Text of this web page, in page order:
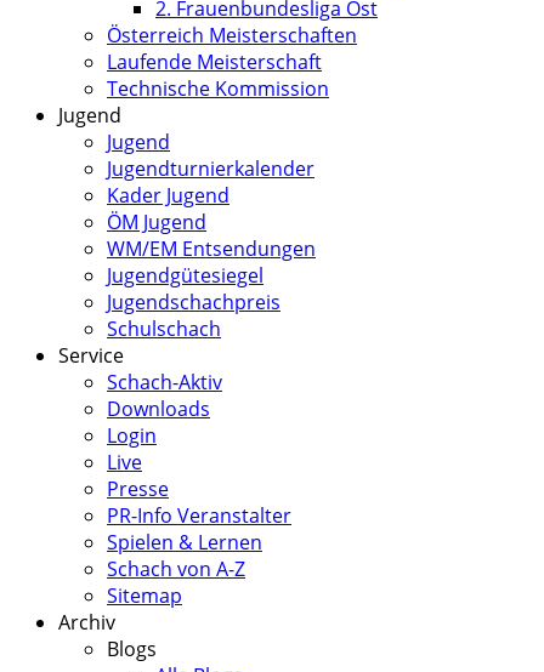
2. Frauenbundesliga Ost
Österreich Meisterschaften
Laufende Meisterschaft
Technische Kommission
Jugend
Jugend
Jugendturnierkalender
Kader Jugend
ÖM Jugend
WM/EM Entsendungen
Jugendgütesiegel
Jugendschachpreis
Schulschach
Service
Schach-Aktiv
Downloads
Login
Live
Presse
PR-Info Veranstalter
Spielen & Lernen
Schach von A-Z
Sitemap
Archiv
Blogs